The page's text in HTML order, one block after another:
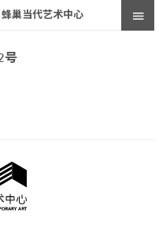
蜂巢当代艺术中心
号